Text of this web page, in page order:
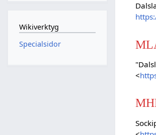
<
Wikiverktyg
Specialsidor